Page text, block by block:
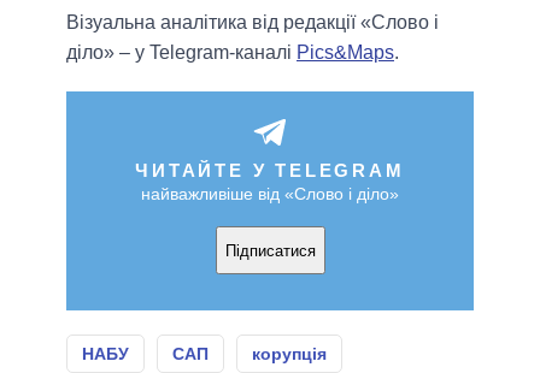
Візуальна аналітика від редакції «Слово і
діло» – у Telegram-каналі Pics&Maps.
ЧИТАЙТЕ У TELEGRAM
найважливіше від «Слово і діло»
Підписатися
НАБУ САП корупція